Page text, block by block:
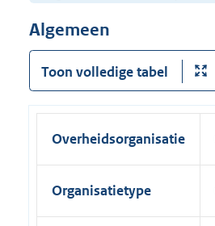
Algemeen
Toon volledige tabel
Overheidsorganisatie
Organisatietype